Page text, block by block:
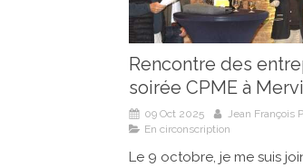
Rencontre des
soirée CPME à
09 Oct 2025
Jean François
En circonscription
Le 9 octobre, je me suis